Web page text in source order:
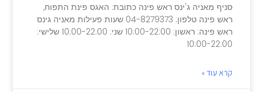
סניף מאניה ג'ינס ראש פינה כתובת: האגס פינת התפוח,
ראש פינה טלפון: 04-8279373 שעות פעילות מאניה גינס
ראש פינה: ראשון: 10:00-22:00 שני: 10:00-22:00 שלישי:
10:00-22:00
קרא עוד »